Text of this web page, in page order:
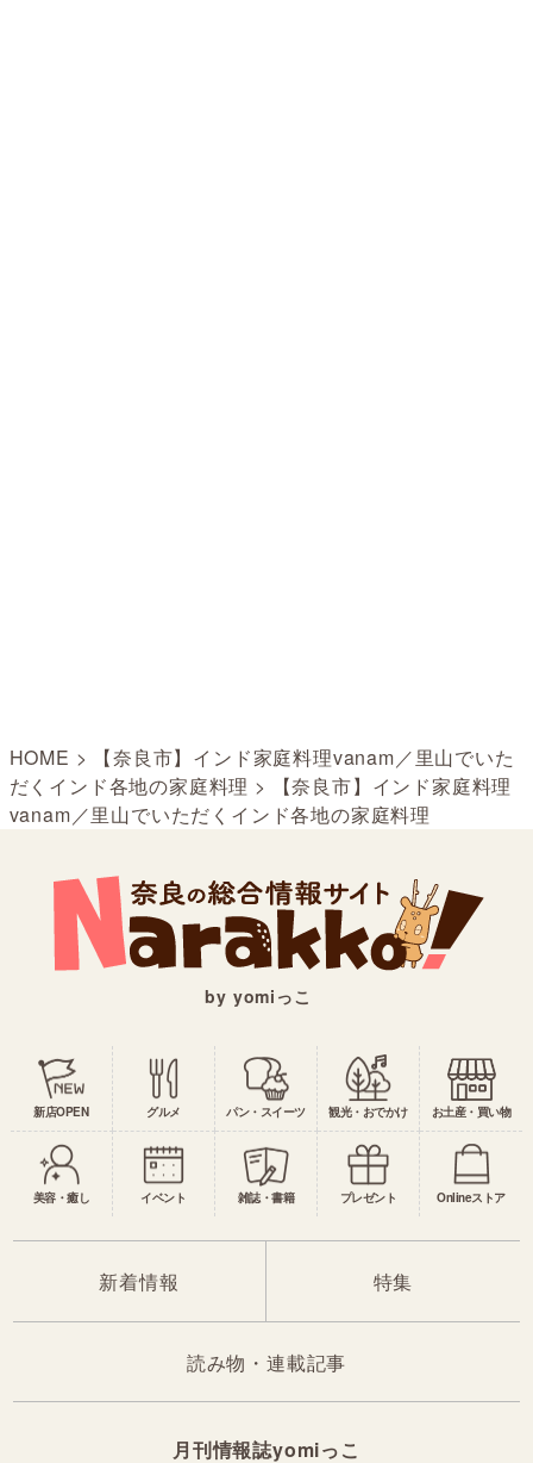
HOME >
【奈良市】インド家庭料理vanam／里山でいた
だくインド各地の家庭料理 >
【奈良市】インド家庭料理
vanam／里山でいただくインド各地の家庭料理
by yomiっこ
新店OPEN グルメ パン・スイーツ 観光・おでかけ お土産・買い物
美容・癒し イベント 雑誌・書籍 プレゼント Onlineストア
新着情報 特集
読み物・連載記事
月刊情報誌yomiっこ